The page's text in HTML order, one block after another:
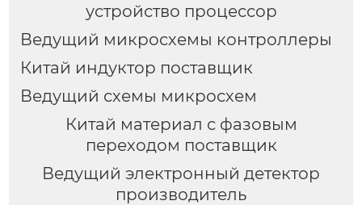
устройство процессор
Ведущий микросхемы контроллеры
Китай индуктор поставщик
Ведущий схемы микросхем
Китай материал с фазовым
переходом поставщик
Ведущий электронный детектор
производитель